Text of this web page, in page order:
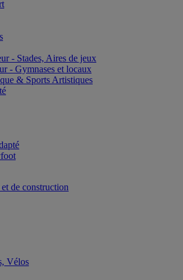
- Stades, Aires de jeux
- Gymnases et locaux
& Sports Artistiques
de construction
Vélos